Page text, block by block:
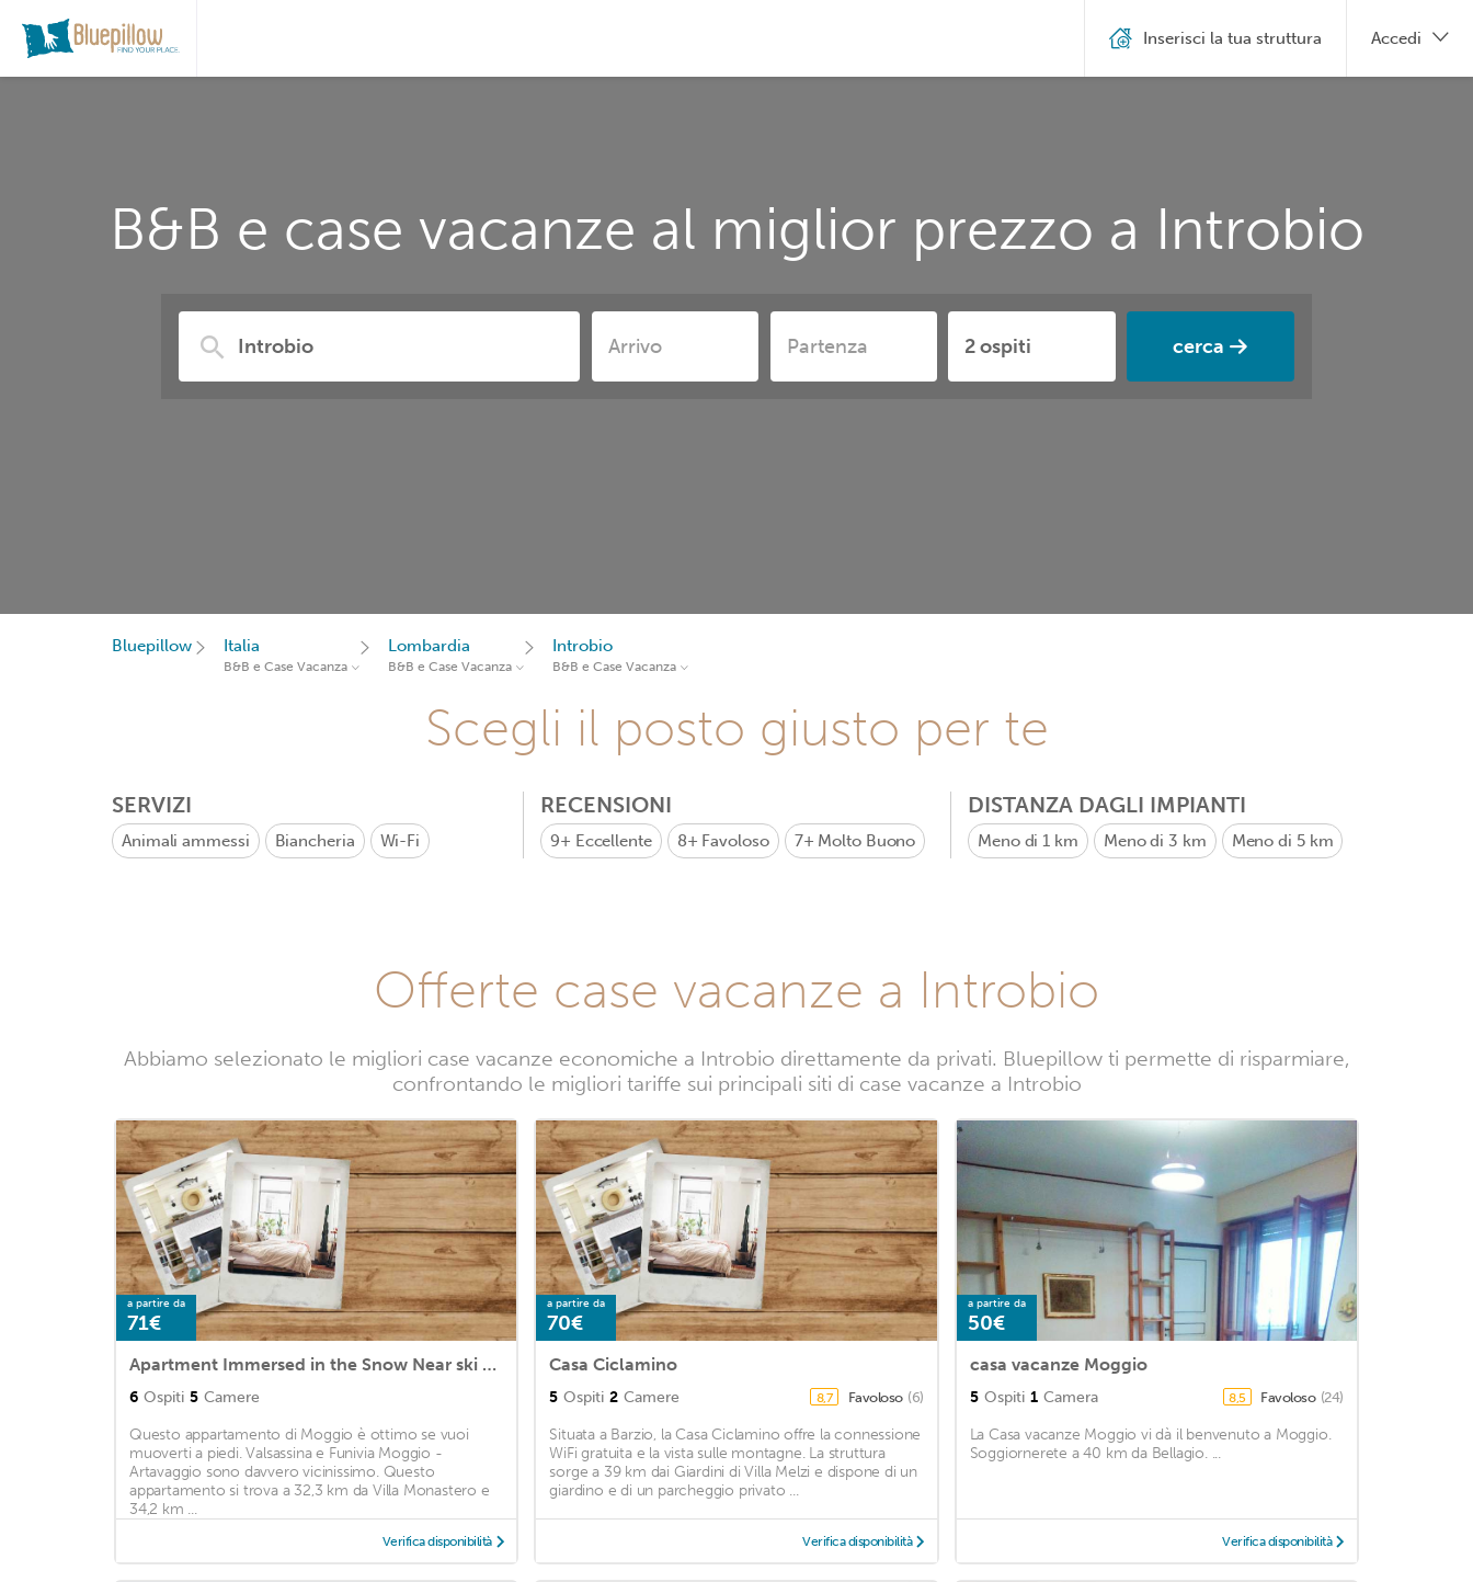
B&B e case vacanze al miglior prezzo a Introbio
cerca
Inserisci la tua struttura Accedi
Bluepillow Italia
B&B e Case Vacanza
Lombardia
B&B e Case Vacanza
Introbio
B&B e Case Vacanza
Scegli il posto giusto per te
SERVIZI
Animali ammessi Biancheria Wi-Fi
RECENSIONI
9+ Eccellente 8+ Favoloso 7+ Molto Buono
DISTANZA DAGLI IMPIANTI
Meno di 1 km Meno di 3 km Meno di 5 km
Offerte case vacanze a Introbio
Abbiamo selezionato le migliori case vacanze economiche a Introbio direttamente da privati. Bluepillow ti permette di risparmiare,
confrontando le migliori tariffe sui principali siti di case vacanze a Introbio
a partire da
71€
Apartment Immersed in the Snow Near ski Resorts
6 Ospiti 5 Camere
Questo appartamento di Moggio è ottimo se vuoi
muoverti a piedi. Valsassina e Funivia Moggio -
Artavaggio sono davvero vicinissimo. Questo
appartamento si trova a 32,3 km da Villa Monastero e
34,2 km ...
Verifica disponibilità
a partire da
70€
Casa Ciclamino
5 Ospiti 2 Camere 8,7 Favoloso (6)
Situata a Barzio, la Casa Ciclamino offre la connessione
WiFi gratuita e la vista sulle montagne. La struttura
sorge a 39 km dai Giardini di Villa Melzi e dispone di un
giardino e di un parcheggio privato ...
Verifica disponibilità
a partire da
50€
casa vacanze Moggio
5 Ospiti 1 Camera 8,5 Favoloso (24)
La Casa vacanze Moggio vi dà il benvenuto a Moggio.
Soggiornerete a 40 km da Bellagio. ...
Verifica disponibilità